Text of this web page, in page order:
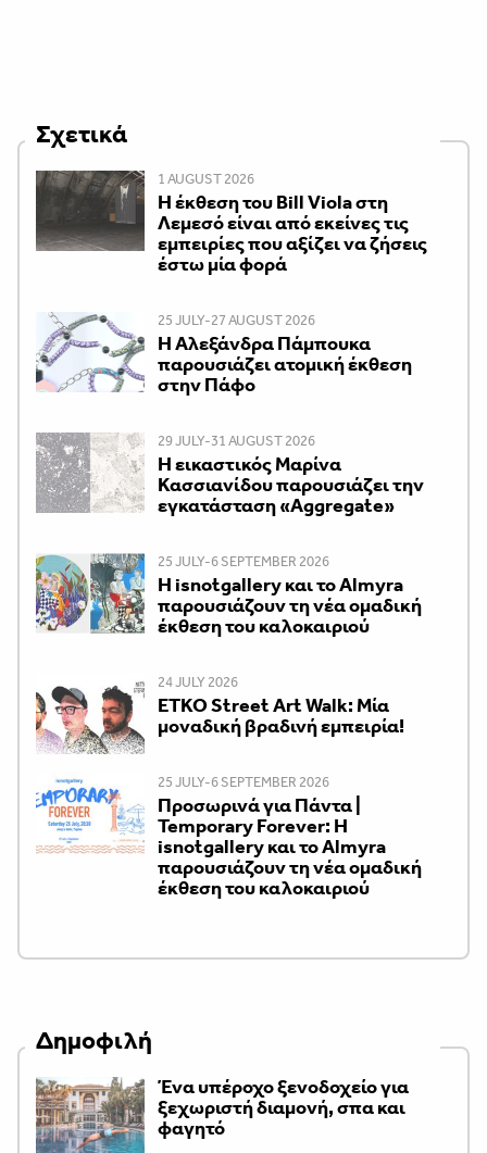
Σχετικά
1 AUGUST 2026
Η έκθεση του Bill Viola στη
Λεμεσό είναι από εκείνες τις
εμπειρίες που αξίζει να ζήσεις
έστω μία φορά
25 JULY-27 AUGUST 2026
Η Αλεξάνδρα Πάμπουκα
παρουσιάζει ατομική έκθεση
στην Πάφο
29 JULY-31 AUGUST 2026
Η εικαστικός Μαρίνα
Κασσιανίδου παρουσιάζει την
εγκατάσταση «Aggregate»
25 JULY-6 SEPTEMBER 2026
Η isnotgallery και το Almyra
παρουσιάζουν τη νέα ομαδική
έκθεση του καλοκαιριού
24 JULY 2026
ETKO Street Art Walk: Μία
μοναδική βραδινή εμπειρία!
25 JULY-6 SEPTEMBER 2026
Προσωρινά για Πάντα |
Temporary Forever: Η
isnotgallery και το Almyra
παρουσιάζουν τη νέα ομαδική
έκθεση του καλοκαιριού
Δημοφιλή
Ένα υπέροχο ξενοδοχείο για
ξεχωριστή διαμονή, σπα και
φαγητό